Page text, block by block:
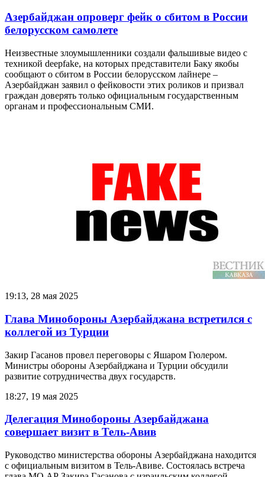
Азербайджан опроверг фейк о сбитом в России
белорусском самолете
Неизвестные злоумышленники создали фальшивые видео с
техникой deepfake, на которых представители Баку якобы
сообщают о сбитом в России белорусском лайнере –
Азербайджан заявил о фейковости этих роликов и призвал
граждан доверять только официальным государственным
органам и профессиональным СМИ.
19:13, 28 мая 2025
Глава Минобороны Азербайджана встретился с
коллегой из Турции
Закир Гасанов провел переговоры с Яшаром Гюлером.
Министры обороны Азербайджана и Турции обсудили
развитие сотрудничества двух государств.
18:27, 19 мая 2025
Делегация Минобороны Азербайджана
совершает визит в Тель-Авив
Руководство министерства обороны Азербайджана находится
с официальным визитом в Тель-Авиве. Состоялась встреча